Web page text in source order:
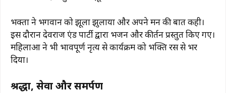
भक्तों ने भगवान को झूला झुलाया और अपने मन की बातें कही।
इस दौरान देवराज एंड पार्टी द्वारा भजन और कीर्तन प्रस्तुत किए गए।
महिलाओं ने भी भावपूर्ण नृत्य से कार्यक्रम को भक्ति रस से भर
दिया।
श्रद्धा, सेवा और समर्पण